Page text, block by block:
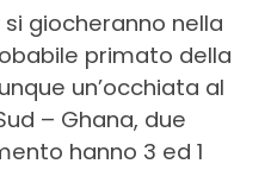
giocheranno nella
primato della
un’occhiata al
– Ghana, due
hanno 3 ed 1